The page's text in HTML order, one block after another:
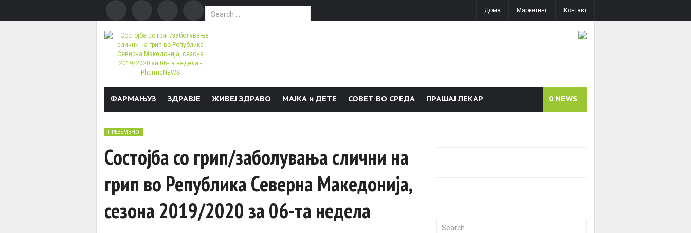
Search for:
Дома Маркетинг Контакт
ФАРМАЊУЗ ЗДРАВЈЕ ЖИВЕЈ ЗДРАВО МАЈКА и ДЕТЕ СОВЕТ ВО СРЕДА ПРАШАЈ ЛЕКАР 0 NEWS
ПРЕЗЕМЕНО
Состојба со грип/заболувања слични на
грип во Република Северна Македонија,
сезона 2019/2020 за 06-та недела
Search for: